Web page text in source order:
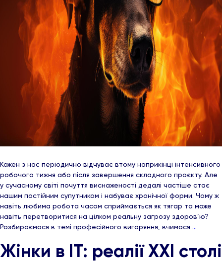
Кожен з нас періодично відчуває втому наприкінці інтенсивного
робочого тижня або після завершення складного проєкту. Але
у сучасному світі почуття виснаженості дедалі частіше стає
нашим постійним супутником і набуває хронічної форми. Чому ж
навіть любима робота часом сприймається як тягар та може
навіть перетворитися на цілком реальну загрозу здоров’ю?
Розбираємося в темі професійного вигоряння, вчимося …
Жінки в ІТ: реалії ХХІ столі